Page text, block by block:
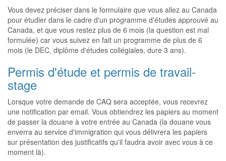
Vous devez préciser dans le formulaire que vous allez au Canada
pour étudier dans le cadre d'un programme d'études approuvé au
Canada, et que vous restez plus de 6 mois (la question est mal
formulée) car vous suivez en fait un programme de plus de 6
mois (le DEC, diplôme d'études collégiales, dure 3 ans).
Permis d'étude et permis de travail-
stage
Lorsque votre demande de CAQ sera acceptée, vous recevrez
une notification par email. Vous obtiendrez les papiers au moment
de passer la douane à votre entrée au Canada (la douane vous
enverra au service d'immigration qui vous délivrera les papiers
sur présentation des justificatifs qu'il faudra avoir avec vous à ce
moment là).